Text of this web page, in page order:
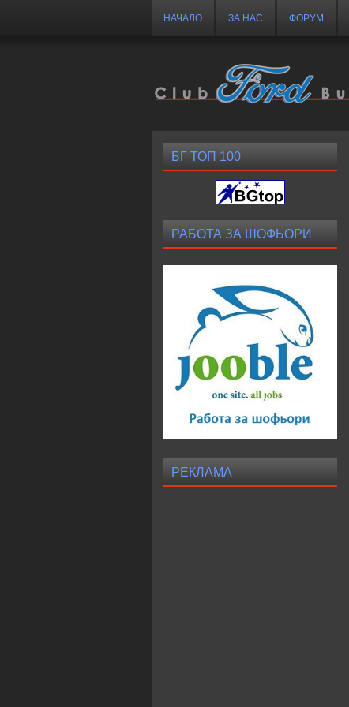
НАЧАЛО ЗА НАС ФОРУМ
БГ ТОП 100
РАБОТА ЗА ШОФЬОРИ
РЕКЛАМА